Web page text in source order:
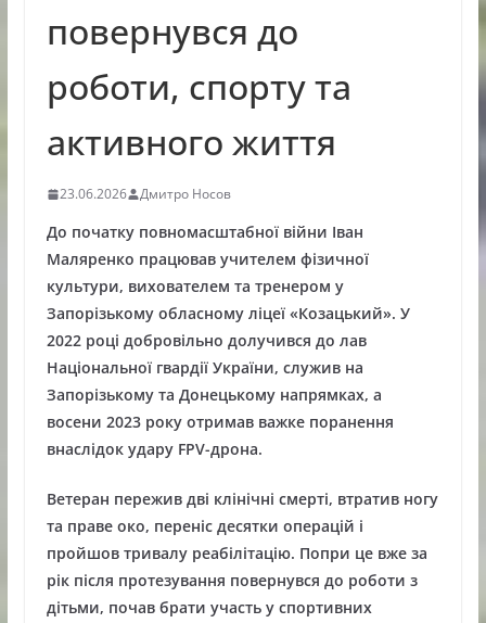
повернувся до
роботи, спорту та
активного життя
23.06.2026 Дмитро Носов
До початку повномасштабної війни Іван
Маляренко працював учителем фізичної
культури, вихователем та тренером у
Запорізькому обласному ліцеї «Козацький». У
2022 році добровільно долучився до лав
Національної гвардії України, служив на
Запорізькому та Донецькому напрямках, а
восени 2023 року отримав важке поранення
внаслідок удару FPV-дрона.
Ветеран пережив дві клінічні смерті, втратив ногу
та праве око, переніс десятки операцій і
пройшов тривалу реабілітацію. Попри це вже за
рік після протезування повернувся до роботи з
дітьми, почав брати участь у спортивних